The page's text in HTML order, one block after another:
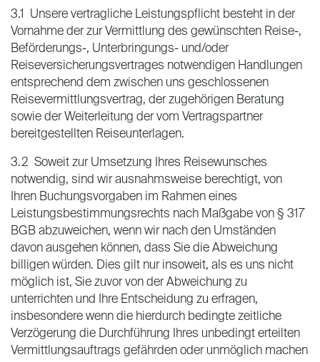
3.1 Unsere vertragliche Leistungspflicht besteht in der
Vornahme der zur Vermittlung des gewünschten Reise-,
Beförderungs-, Unterbringungs- und/oder
Reiseversicherungsvertrages notwendigen Handlungen
entsprechend dem zwischen uns geschlossenen
Reisevermittlungsvertrag, der zugehörigen Beratung
sowie der Weiterleitung der vom Vertragspartner
bereitgestellten Reiseunterlagen.
3.2 Soweit zur Umsetzung Ihres Reisewunsches
notwendig, sind wir ausnahmsweise berechtigt, von
Ihren Buchungsvorgaben im Rahmen eines
Leistungsbestimmungsrechts nach Maßgabe von § 317
BGB abzuweichen, wenn wir nach den Umständen
davon ausgehen können, dass Sie die Abweichung
billigen würden. Dies gilt nur insoweit, als es uns nicht
möglich ist, Sie zuvor von der Abweichung zu
unterrichten und Ihre Entscheidung zu erfragen,
insbesondere wenn die hierdurch bedingte zeitliche
Verzögerung die Durchführung Ihres unbedingt erteilten
Vermittlungsauftrags gefährden oder unmöglich machen